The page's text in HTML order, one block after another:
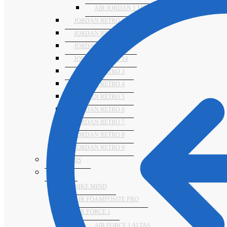
AIR JORDAN 1 MID
JORDAN RETRO 11
JORDAN RETRO 12
JORDAN RETRO 13
JORDAN RETRO 14
JORDAN RETRO 3
JORDAN RETRO 4
JORDAN RETRO 5
JORDAN RETRO 6
JORDAN RETRO 7
JORDAN RETRO 8
JORDAN RETRO 9
NUMERIS
NIKE MIND
AIR FOAMPOSITE PRO
AIR FORCE 1
AIR FORCE 1 ALTAS